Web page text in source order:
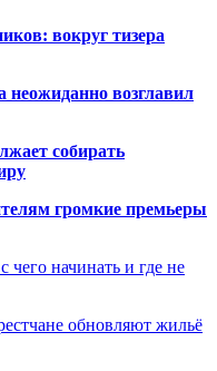
вокруг тизера
возглавил
собирать
громкие премьеры
чего начинать и где не
обновляют жильё